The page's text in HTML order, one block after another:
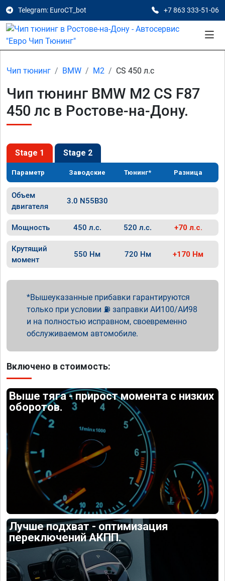
Telegram: EuroCT_bot +7 863 333-51-06
Чип тюнинг BMW M2 CS 450 л.с
Чип тюнинг BMW M2 CS F87
450 лс в Ростове-на-Дону.
Stage 1 Stage 2
Параметр Заводские Тюнинг* Разница
Объем
двигателя
3.0 N55B30
Мощность 450 л.с. 520 л.с. +70 л.с.
Крутящий
момент
550 Нм 720 Нм +170 Нм
Вышеуказанные прибавки гарантируются
только при условии ⛽ заправки АИ100/АИ98
и на полностью исправном, своевременно
обслуживаемом автомобиле.
Включено в стоимость:
Выше тяга - прирост момента с низких
оборотов.
Лучше подхват - оптимизация
переключений АКПП.